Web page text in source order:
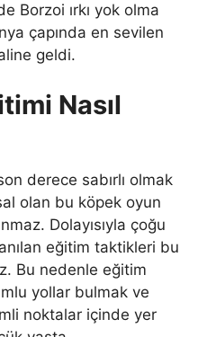
Borzoi ırkı yok olma
çapında en sevilen
geldi.
Nasıl
derece sabırlı olmak
olan bu köpek oyun
Dolayısıyla çoğu
eğitim taktikleri bu
Bu nedenle eğitim
yollar bulmak ve
noktalar içinde yer